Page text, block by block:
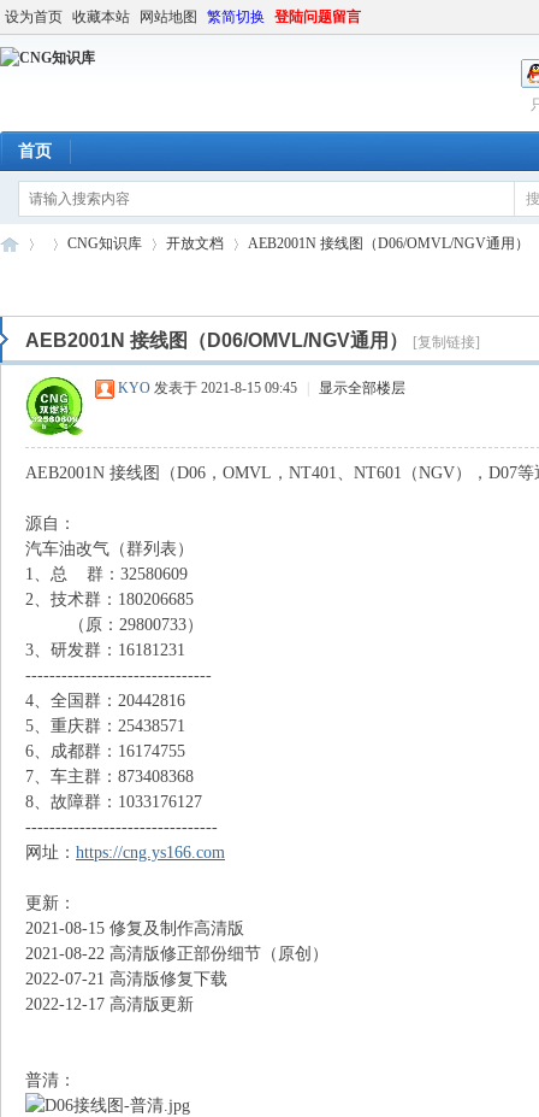
设为首页 收藏本站 网站地图 繁简切换 登陆问题留言
首页
C » ›
CNG知识库
›
开放文档
›
AEB2001N 接线图（D06/OMVL/NGV通用）
AEB2001N 接线图（D06/OMVL/NGV通用） [复制链接]
KYO 发表于 2021-8-15 09:45 显示全部楼层
AEB2001N 接线图（D06，OMVL，NT401、NT601（NGV），D07等
源自：
汽车油改气（群列表）
1、总 群：32580609
2、技术群：180206685
（原：29800733）
3、研发群：16181231
-------------------------------
4、全国群：20442816
5、重庆群：25438571
6、成都群：16174755
7、车主群：873408368
8、故障群：1033176127
--------------------------------
网址： https://cng.ys166.com
更新：
2021-08-15 修复及制作高清版
2021-08-22 高清版修正部份细节（原创）
2022-07-21 高清版修复下载
2022-12-17 高清版更新
普清：